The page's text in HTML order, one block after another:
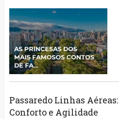
Passaredo Linhas
Conforto e Agilidade